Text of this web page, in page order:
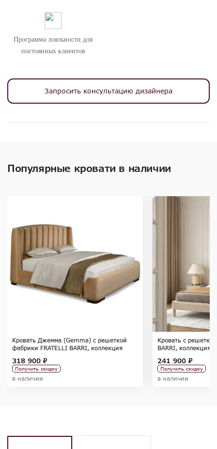
Программа лояльности для
постоянных клиентов
Запросить консультацию дизайнера
Популярные кровати в наличии
Кровать Джемма (Gemma) с решеткой
фабрики FRATELLI BARRI, коллекция
318 900 ₽
Получить скидку
в наличии
Кровать с
BARRI, коллекция
241 900 ₽
Получить скидку
в наличии